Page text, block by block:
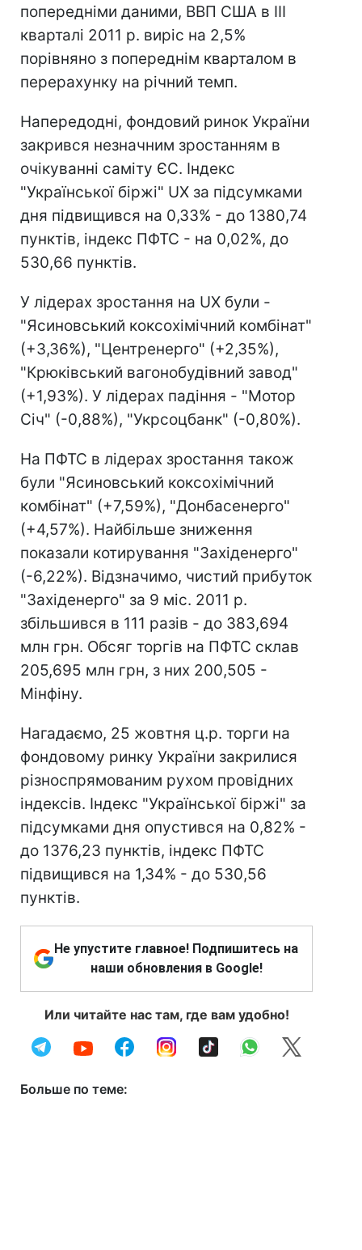
попередніми даними, ВВП США в III
кварталі 2011 р. виріс на 2,5%
порівняно з попереднім кварталом в
перерахунку на річний темп.
Напередодні, фондовий ринок України
закрився незначним зростанням в
очікуванні саміту ЄС. Індекс
"Української біржі" UX за підсумками
дня підвищився на 0,33% - до 1380,74
пунктів, індекс ПФТС - на 0,02%, до
530,66 пунктів.
У лідерах зростання на UX були -
"Ясиновський коксохімічний комбінат"
(+3,36%), "Центренерго" (+2,35%),
"Крюківський вагонобудівний завод"
(+1,93%). У лідерах падіння - "Мотор
Січ" (-0,88%), "Укрсоцбанк" (-0,80%).
На ПФТС в лідерах зростання також
були "Ясиновський коксохімічний
комбінат" (+7,59%), "Донбасенерго"
(+4,57%). Найбільше зниження
показали котирування "Західенерго"
(-6,22%). Відзначимо, чистий прибуток
"Західенерго" за 9 міс. 2011 р.
збільшився в 111 разів - до 383,694
млн грн. Обсяг торгів на ПФТС склав
205,695 млн грн, з них 200,505 -
Мінфіну.
Нагадаємо, 25 жовтня ц.р. торги на
фондовому ринку України закрилися
різноспрямованим рухом провідних
індексів. Індекс "Української біржі" за
підсумками дня опустився на 0,82% -
до 1376,23 пунктів, індекс ПФТС
підвищився на 1,34% - до 530,56
пунктів.
Не упустите главное! Подпишитесь на
наши обновления в Google!
Или читайте нас там, где вам удобно!
Больше по теме: